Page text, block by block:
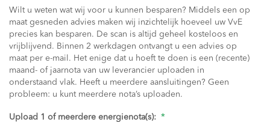
Wilt u weten wat wij voor u kunnen besparen? Middels een op
maat gesneden advies maken wij inzichtelijk hoeveel uw VvE
precies kan besparen. De scan is altijd geheel kosteloos en
vrijblijvend. Binnen 2 werkdagen ontvangt u een advies op
maat per e-mail. Het enige dat u hoeft te doen is een (recente)
maand- of jaarnota van uw leverancier uploaden in
onderstaand vlak. Heeft u meerdere aansluitingen? Geen
probleem: u kunt meerdere nota’s uploaden.
Upload 1 of meerdere energienota(s): *